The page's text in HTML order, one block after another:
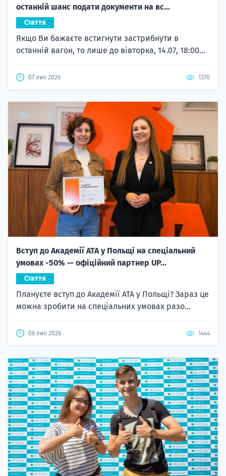
останній шанс подати документи на вс...
Стаття
Якщо Ви бажаєте встигнути застрибнути в
останній вагон, то лише до вівторка, 14.07, 18:00...
07 лип 2026 1370
Вступ до Академії ATA у Польщі на спеціальний
умовах -50% — офіційний партнер UP...
Стаття
Плануєте вступ до Академії ATA у Польщі? Зараз це
можна зробити на спеціальних умовах разо...
06 лип 2026 1444